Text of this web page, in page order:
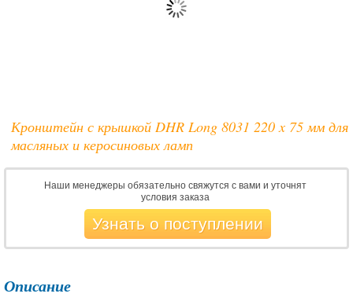
Кронштейн с крышкой DHR Long 8031 220 x 75 мм для
масляных и керосиновых ламп
Наши менеджеры обязательно свяжутся с вами и уточнят
условия заказа
Узнать о поступлении
Описание